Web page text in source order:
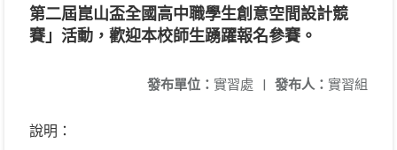
第二屆崑山盃全國高中職學生創意空間設計競
賽」活動，歡迎本校師生踴躍報名參賽。
發布人： 實習組
發布單位： 實習處 |
說明：